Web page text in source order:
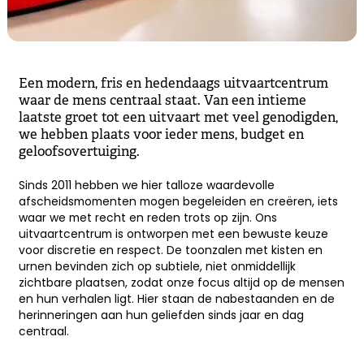
Een modern, fris en hedendaags uitvaartcentrum
waar de mens centraal staat. Van een intieme
laatste groet tot een uitvaart met veel genodigden,
we hebben plaats voor ieder mens, budget en
geloofsovertuiging.
Sinds 2011 hebben we hier talloze waardevolle
afscheidsmomenten mogen begeleiden en creëren, iets
waar we met recht en reden trots op zijn. Ons
uitvaartcentrum is ontworpen met een bewuste keuze
voor discretie en respect. De toonzalen met kisten en
urnen bevinden zich op subtiele, niet onmiddellijk
zichtbare plaatsen, zodat onze focus altijd op de mensen
en hun verhalen ligt. Hier staan de nabestaanden en de
herinneringen aan hun geliefden sinds jaar en dag
centraal.